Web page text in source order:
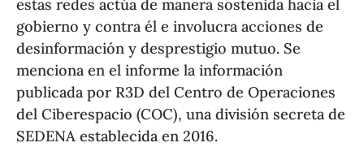
estas redes actúa de manera sostenida hacia el
gobierno y contra él e involucra acciones de
desinformación y desprestigio mutuo. Se
menciona en el informe la información
publicada por R3D del Centro de Operaciones
del Ciberespacio (COC), una división secreta de
SEDENA establecida en 2016.